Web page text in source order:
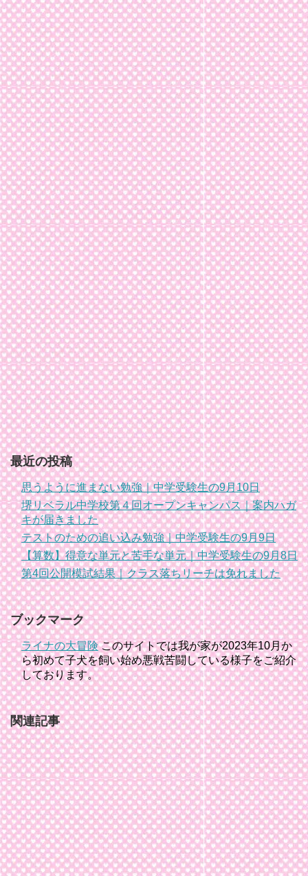
最近の投稿
思うように進まない勉強｜中学受験生の9月10日
堺リベラル中学校第４回オープンキャンパス｜案内ハガ
キが届きました
テストのための追い込み勉強｜中学受験生の9月9日
【算数】得意な単元と苦手な単元｜中学受験生の9月8日
第4回公開模試結果｜クラス落ちリーチは免れました
ブックマーク
ライナの大冒険このサイトでは我が家が2023年10月か
ら初めて子犬を飼い始め悪戦苦闘している様子をご紹介
しております。
関連記事